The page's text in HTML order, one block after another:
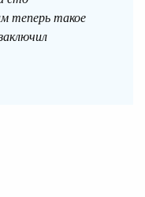
теперь такое